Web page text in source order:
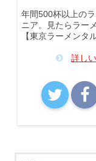
年間500杯以上の
ニア。見たらラー
【東京ラーメンタ
詳し